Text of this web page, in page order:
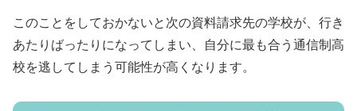
このことをしておかないと次の資料請求先の学校が、行き
あたりばったりになってしまい、自分に最も合う通信制高
校を逃してしまう可能性が高くなります。